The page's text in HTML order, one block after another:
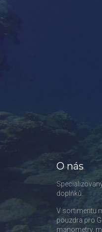
O nás
doplňků.
V sortimentu
pouzdra pro
manometry,